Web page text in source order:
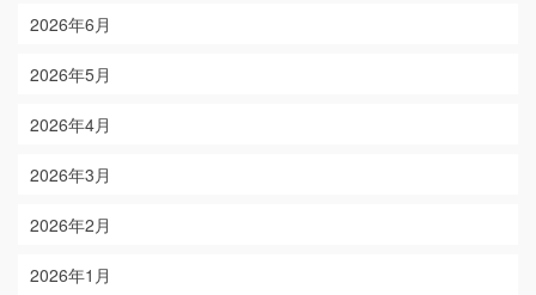
2026年6月
2026年5月
2026年4月
2026年3月
2026年2月
2026年1月